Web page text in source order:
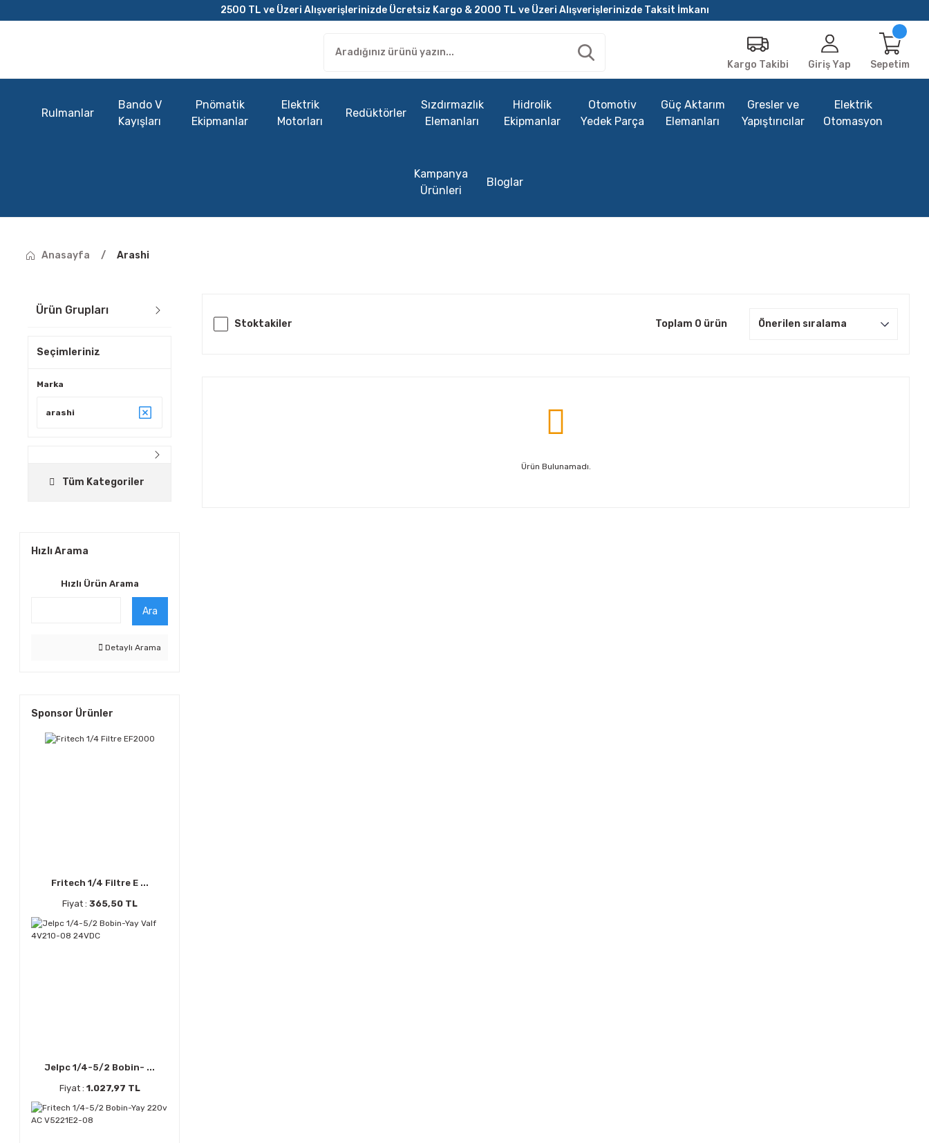
2500 TL ve Üzeri Alışverişlerinizde Ücretsiz Kargo & 2000 TL ve Üzeri Alışverişlerinizde Taksit İmkanı
Kargo Takibi Giriş Yap Sepetim
Rulmanlar
Bando V
Kayışları
Pnömatik
Ekipmanlar
Elektrik
Motorları
Redüktörler
Sızdırmazlık
Elemanları
Hidrolik
Ekipmanlar
Otomotiv
Yedek Parça
Güç Aktarım
Elemanları
Gresler ve
Yapıştırıcılar
Elektrik
Otomasyon
Kampanya
Ürünleri
Bloglar
Anasayfa Arashi
Ürün Grupları
Seçimleriniz
Marka
arashi
Tüm Kategoriler
Hızlı Arama
Hızlı Ürün Arama
Ara
Detaylı Arama
Sponsor Ürünler
Fritech 1/4 Filtre E ...
Fiyat : 365,50 TL
Jelpc 1/4-5/2 Bobin- ...
Fiyat : 1.027,97 TL
Stoktakiler Toplam 0 ürün
Ürün Bulunamadı.